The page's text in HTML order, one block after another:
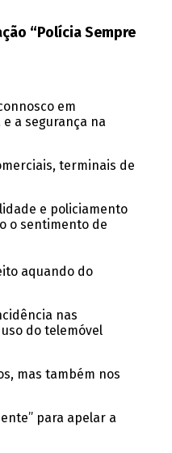
“Polícia Sempre
em
a segurança na
terminais de
e policiamento
o sentimento de
aquando do
nas
do telemóvel
mas também nos
para apelar a